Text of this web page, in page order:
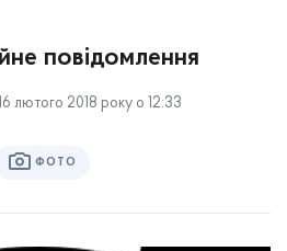
повідомлення
лютого 2018 року о 12:33
ФОТО